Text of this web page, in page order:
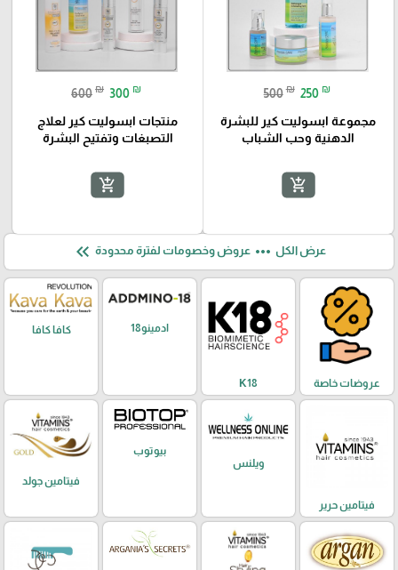
500 ₪ 250 ₪
مجموعة ابسوليت كير للبشرة
الدهنية وحب الشباب
add_shopping_cart
600 ₪ 300 ₪
منتجات ابسوليت كير لعلاج
التصبغات وتفتيح البشرة
add_shopping_cart
عرض الكل more_horiz عروض وخصومات لفترة محدودة keyboard_double_arrow_left
عروضات خاصة K18
ادمينو18 كافا كافا
فيتامين حرير
ويلنس
بيوتوب
فيتامين جولد